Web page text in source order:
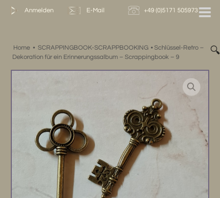
Zum
Anmelden E-Mail +49 (0)5171 505973
Home • SCRAPPINGBOOK-SCRAPPBOOKING •Schlüssel-Retro –
Dekoration für ein Erinnerungssalbum – Scrappingbook – 9
🔍